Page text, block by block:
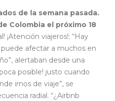
de la semana pasada.
Colombia el próximo 18
¡Atención viajeros!: “Hay
afectar a muchos en
alertaban desde una
posible! justo cuando
irnos de viaje”, se
radial. “¿Airbnb